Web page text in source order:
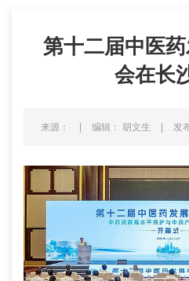
第十二届中医
会在长
来源： | 编辑： 胡文生 | 发